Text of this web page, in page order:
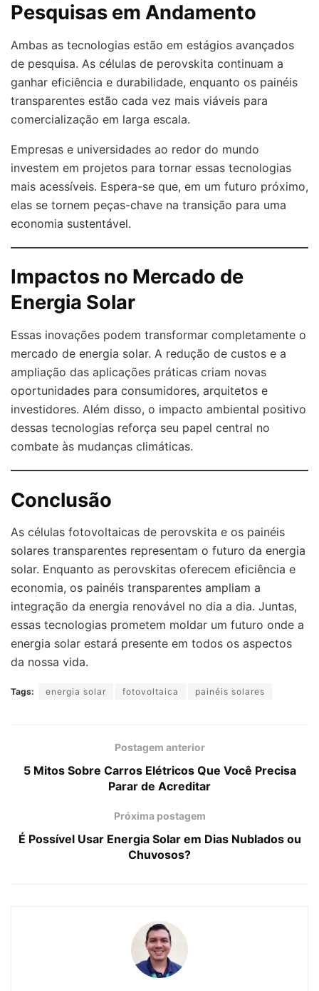
Pesquisas em Andamento
Ambas as tecnologias estão em estágios avançados
de pesquisa. As células de perovskita continuam a
ganhar eficiência e durabilidade, enquanto os painéis
transparentes estão cada vez mais viáveis para
comercialização em larga escala.
Empresas e universidades ao redor do mundo
investem em projetos para tornar essas tecnologias
mais acessíveis. Espera-se que, em um futuro próximo,
elas se tornem peças-chave na transição para uma
economia sustentável.
Impactos no Mercado de
Energia Solar
Essas inovações podem transformar completamente o
mercado de energia solar. A redução de custos e a
ampliação das aplicações práticas criam novas
oportunidades para consumidores, arquitetos e
investidores. Além disso, o impacto ambiental positivo
dessas tecnologias reforça seu papel central no
combate às mudanças climáticas.
Conclusão
As células fotovoltaicas de perovskita e os painéis
solares transparentes representam o futuro da energia
solar. Enquanto as perovskitas oferecem eficiência e
economia, os painéis transparentes ampliam a
integração da energia renovável no dia a dia. Juntas,
essas tecnologias prometem moldar um futuro onde a
energia solar estará presente em todos os aspectos
da nossa vida.
Tags: energia solar fotovoltaica painéis solares
Postagem anterior
5 Mitos Sobre Carros Elétricos Que Você Precisa
Parar de Acreditar
Próxima postagem
É Possível Usar Energia Solar em Dias Nublados ou
Chuvosos?